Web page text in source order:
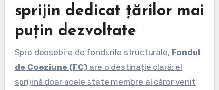
sprijin dedicat țărilor mai
puțin dezvoltate
Spre deosebire de fondurile structurale, Fondul
de Coeziune (FC) are o destinație clară: el
sprijină doar acele state membre al căror venit